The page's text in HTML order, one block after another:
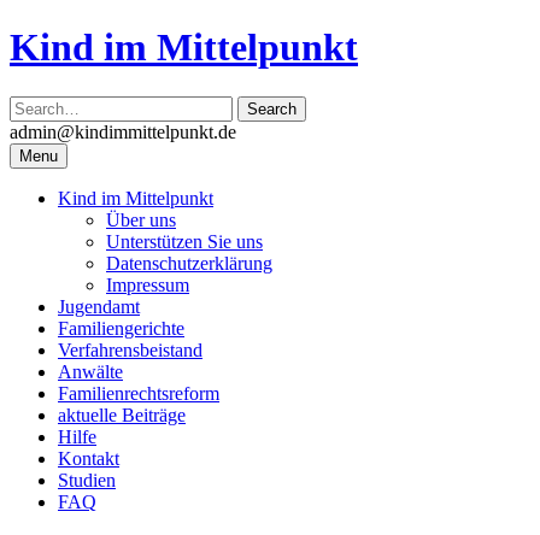
Skip
to
Kind im Mittelpunkt
admin@kindimmittelpunkt.de
Menu
Kind im Mittelpunkt
Über uns
Unterstützen Sie uns
Datenschutzerklärung
Impressum
Jugendamt
Familiengerichte
Verfahrensbeistand
Anwälte
Familienrechtsreform
aktuelle Beiträge
Hilfe
Kontakt
Studien
FAQ